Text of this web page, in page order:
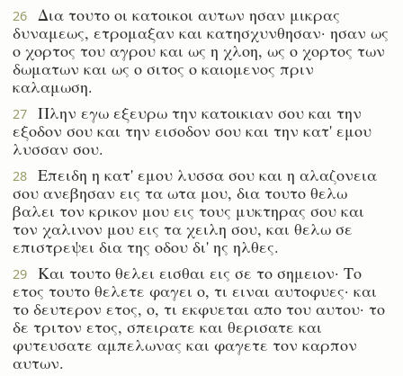
26
Δια τουτο οι κατοικοι αυτων ησαν μικρας
δυναμεως, ετρομαξαν και κατησχυνθησαν· ησαν ως
ο χορτος του αγρου και ως η χλοη, ως ο χορτος των
δωματων και ως ο σιτος ο καιομενος πριν
καλαμωση.
27
Πλην εγω εξευρω την κατοικιαν σου και την
εξοδον σου και την εισοδον σου και την κατ' εμου
λυσσαν σου.
28
Επειδη η κατ' εμου λυσσα σου και η αλαζονεια
σου ανεβησαν εις τα ωτα μου, δια τουτο θελω
βαλει τον κρικον μου εις τους μυκτηρας σου και
τον χαλινον μου εις τα χειλη σου, και θελω σε
επιστρεψει δια της οδου δι' ης ηλθες.
29
Και τουτο θελει εισθαι εις σε το σημειον· Το
ετος τουτο θελετε φαγει ο, τι ειναι αυτοφυες· και
το δευτερον ετος, ο, τι εκφυεται απο του αυτου· το
δε τριτον ετος, σπειρατε και θερισατε και
φυτευσατε αμπελωνας και φαγετε τον καρπον
αυτων.